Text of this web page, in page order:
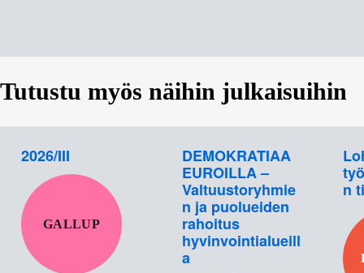
Tutustu myös näihin julkaisuihin
2026/III
GALLUP
DEMOKRATIAA
EUROILLA –
Valtuustoryhmie
n ja puolueiden
rahoitus
hyvinvointialueill
a
n